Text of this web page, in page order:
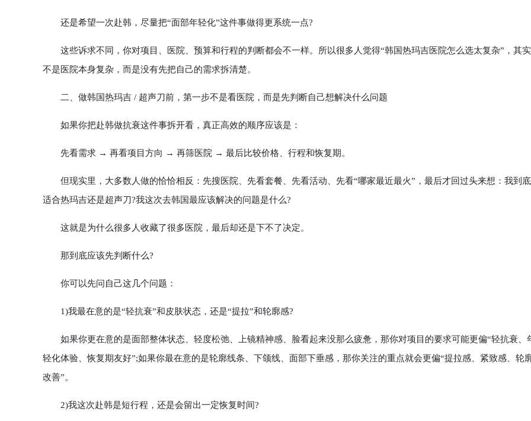
还是希望一次赴韩，尽量把“面部年轻化”这件事做得更系统一点?
这些诉求不同，你对项目、医院、预算和行程的判断都会不一样。所以很多人觉得“韩国热玛吉医院怎么选太复杂”，其
不是医院本身复杂，而是没有先把自己的需求拆清楚。
二、做韩国热玛吉 / 超声刀前，第一步不是看医院，而是先判断自己想解决什么问题
如果你把赴韩做抗衰这件事拆开看，真正高效的顺序应该是：
先看需求 → 再看项目方向 → 再筛医院 → 最后比较价格、行程和恢复期。
但现实里，大多数人做的恰恰相反：先搜医院、先看套餐、先看活动、先看“哪家最近最火”，最后才回过头来想：我到
适合热玛吉还是超声刀?我这次去韩国最应该解决的问题是什么?
这就是为什么很多人收藏了很多医院，最后却还是下不了决定。
那到底应该先判断什么?
你可以先问自己这几个问题：
1)我最在意的是“轻抗衰”和皮肤状态，还是“提拉”和轮廓感?
如果你更在意的是面部整体状态、轻度松弛、上镜精神感、脸看起来没那么疲惫，那你对项目的要求可能更偏“轻抗衰、
轻化体验、恢复期友好”;如果你最在意的是轮廓线条、下颌线、面部下垂感，那你关注的重点就会更偏“提拉感、紧致感、轮
改善”。
2)我这次赴韩是短行程，还是会留出一定恢复时间?